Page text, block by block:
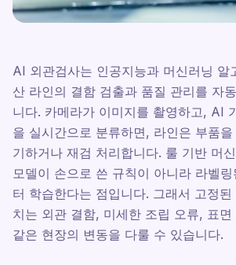
AI 외관검사는 인공지능과 머신러닝 알
산 라인의 결함 검출과 품질 관리를 자
니다. 카메라가 이미지를 촬영하고, AI
을 실시간으로 분류하면, 라인은 부품
기하거나 재검 처리합니다. 룰 기반 머
모델이 손으로 쓴 규칙이 아니라 라벨
터 학습한다는 점입니다. 그래서 고정
치는 외관 결함, 미세한 조립 오류, 표
같은 현장의 변동을 다룰 수 있습니다.